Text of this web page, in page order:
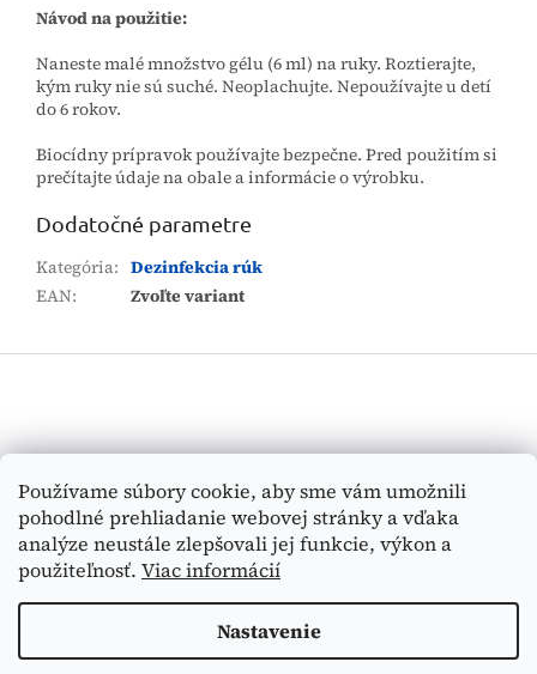
Používame súbory cookie, aby sme vám umožnili
pohodlné prehliadanie webovej stránky a vďaka
analýze neustále zlepšovali jej funkcie, výkon a
použiteľnosť. Viac informácií
Nastavenie
Návod na použitie:
Naneste malé množstvo gélu (6 ml) na ruky. Roztierajte,
kým ruky nie sú suché. Neoplachujte. Nepoužívajte u detí
do 6 rokov.
Biocídny prípravok používajte bezpečne. Pred použitím si
prečítajte údaje na obale a informácie o výrobku.
Dodatočné parametre
Kategória: Dezinfekcia rúk
EAN: Zvoľte variant
ä
HĽADAŤ
Vytvoril Shoptet